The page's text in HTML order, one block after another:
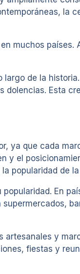
la
muchos países.
de la
dolencias. Esta
ya que cada
y el
popularidad de
En
artesanales y
fiestas y